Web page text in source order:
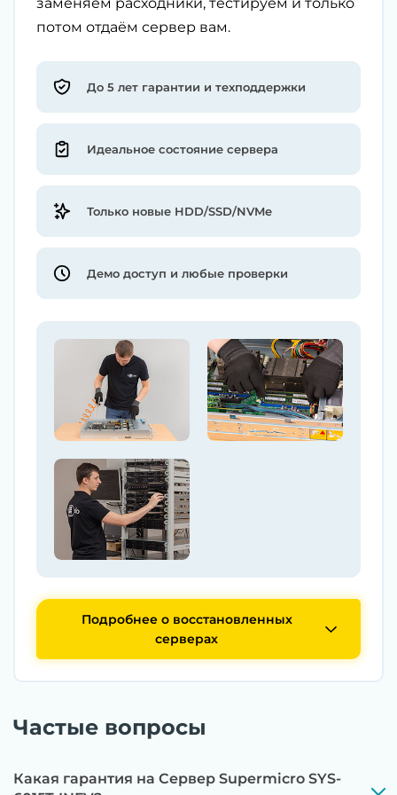
потом отдаём сервер вам.
До 5 лет гарантии и техподдержки
Идеальное состояние сервера
Только новые HDD/SSD/NVMe
Демо доступ и любые проверки
Подробнее о восстановленных
серверах
Частые вопросы
Какая гарантия на Сервер Supermicro SYS-